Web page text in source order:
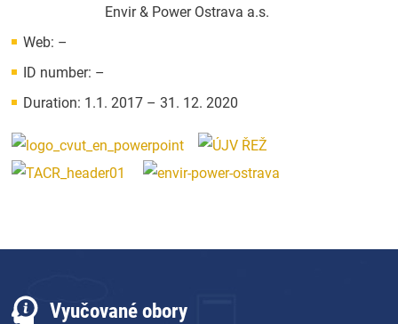
Envir & Power Ostrava a.s.
Web: –
ID number: –
Duration: 1.1. 2017 – 31. 12. 2020
Vyučované obory